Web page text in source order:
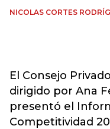
NICOLAS CORTES
El Consejo
dirigido por Ana
presentó el
Competitividad